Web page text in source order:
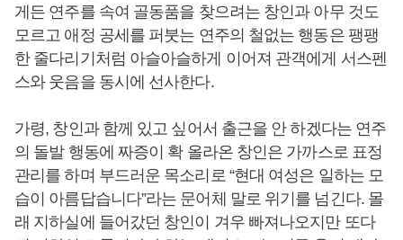
게든 연주를 속여 골동품을 찾으려는 창인과 아무 것도
모르고 애정 공세를 퍼붓는 연주의 철없는 행동은 팽팽
한 줄다리기처럼 아슬아슬하게 이어져 관객에게 서스펜
스와 웃음을 동시에 선사한다.
가령, 창인과 함께 있고 싶어서 출근을 안 하겠다는 연주
의 돌발 행동에 짜증이 확 올라온 창인은 가까스로 표정
관리를 하며 부드러운 목소리로 “현대 여성은 일하는 모
습이 아름답습니다”라는 문어체 말로 위기를 넘긴다. 몰
래 지하실에 들어갔던 창인이 겨우 빠져나오지만 또다